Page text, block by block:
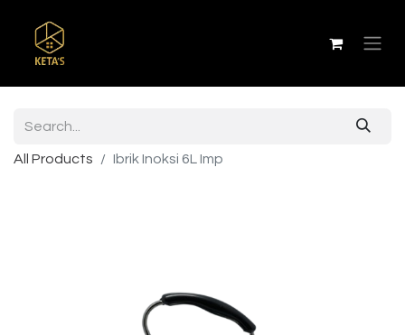
All Products Ibrik Inoksi 6L Imp